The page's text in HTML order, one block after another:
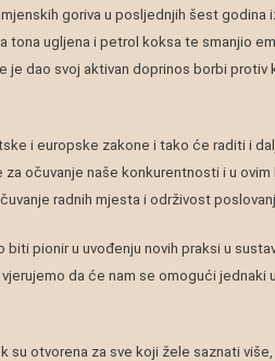
goriva u posljednjih šest godina
tona ugljena i petrol koksa te smanjio
je dao svoj aktivan doprinos borbi protiv
i europske zakone i tako će raditi i
za očuvanje naše konkurentnosti i u ovim
radnih mjesta i održivost
pionir u uvođenju novih praksi u
da će nam se omogući jednaki
su otvorena za sve koji žele saznati